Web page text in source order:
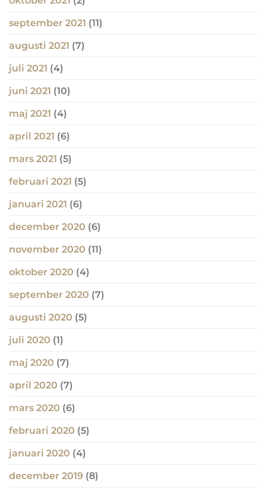
september 2021 (11)
augusti 2021 (7)
juli 2021 (4)
juni 2021 (10)
maj 2021 (4)
april 2021 (6)
mars 2021 (5)
februari 2021 (5)
januari 2021 (6)
december 2020 (6)
november 2020 (11)
oktober 2020 (4)
september 2020 (7)
augusti 2020 (5)
juli 2020 (1)
maj 2020 (7)
april 2020 (7)
mars 2020 (6)
februari 2020 (5)
januari 2020 (4)
december 2019 (8)